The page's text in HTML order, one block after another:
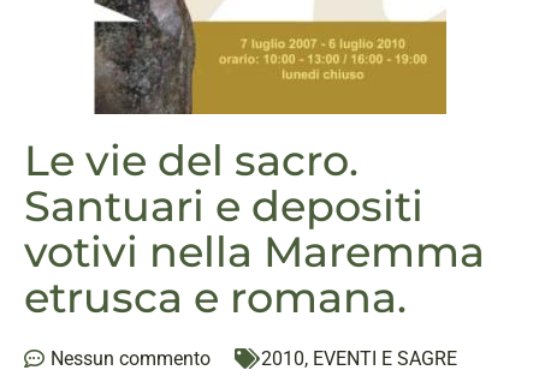
Le vie del sacro.
Santuari e depositi
votivi nella Maremma
etrusca e romana.
Nessun commento 2010, EVENTI E SAGRE